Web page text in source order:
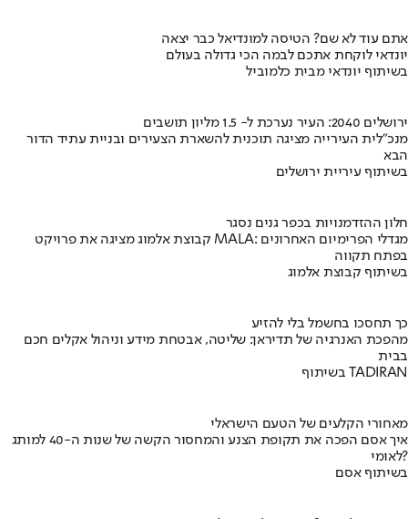
אתם עוד לא שם? הטיסה למונדיאל כבר יצאה
יונדאי לוקחת אתכם לבמה הכי גדולה בעולם
בשיתוף יונדאי מבית כלמוביל
ירושלים 2040: העיר נערכת ל- 1.5 מליון תושבים
מנכ"לית העירייה מציגה תוכנית להשארת הצעירים ובניית עתיד הדור
הבא
בשיתוף עיריית ירושלים
חלון ההזדמנויות בכפר גנים נסגר
קבוצת אלמוג מציגה את פרויקט MALA: מגדלי הפרימיום האחרונים
בפתח תקווה
בשיתוף קבוצת אלמוג
כך תחסכו בחשמל בלי להזיע
מהפכת האנרגיה של תדיראן: שליטה, אבטחת מידע וניהול אקלים חכם
בבית
בשיתוף TADIRAN
מאחורי הקלעים של הטעם הישראלי
איך אסם הפכה את תקופת הצנע והמחסור הקשה של שנות ה-40 למותג
לאומי?
בשיתוף אסם